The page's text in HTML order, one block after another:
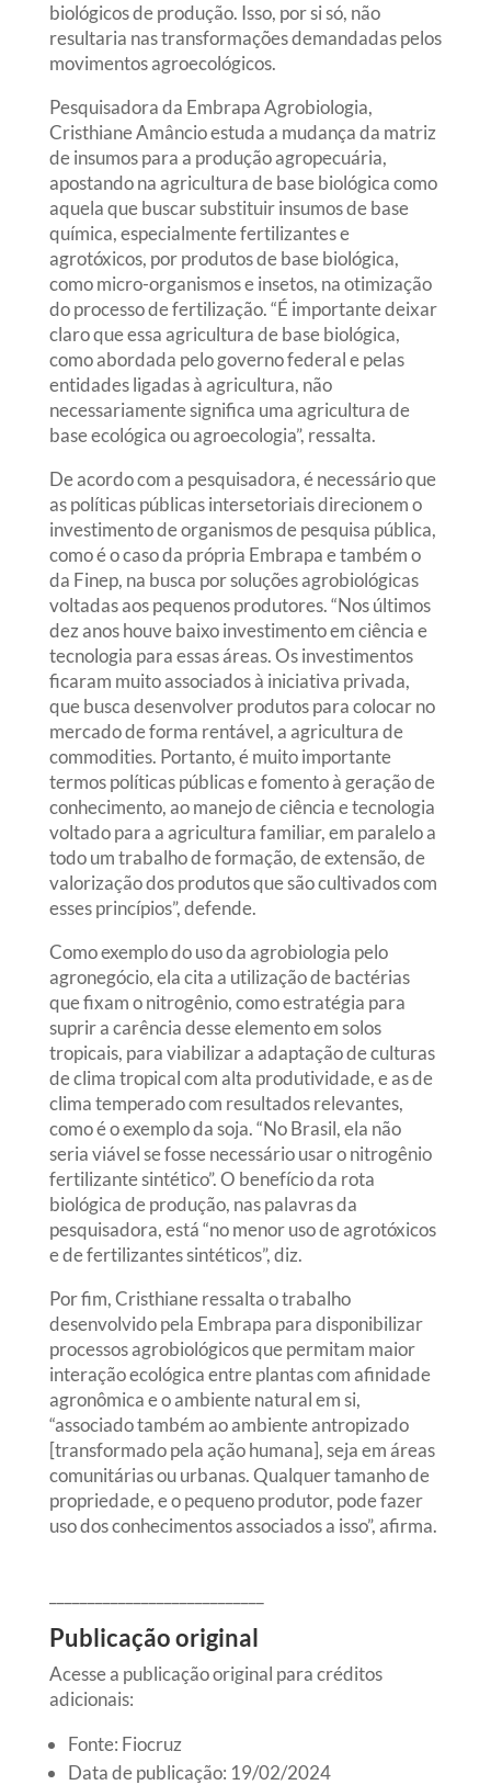
biológicos de produção. Isso, por si só, não
resultaria nas transformações demandadas pelos
movimentos agroecológicos.
Pesquisadora da Embrapa Agrobiologia,
Cristhiane Amâncio estuda a mudança da matriz
de insumos para a produção agropecuária,
apostando na agricultura de base biológica como
aquela que buscar substituir insumos de base
química, especialmente fertilizantes e
agrotóxicos, por produtos de base biológica,
como micro-organismos e insetos, na otimização
do processo de fertilização. “É importante deixar
claro que essa agricultura de base biológica,
como abordada pelo governo federal e pelas
entidades ligadas à agricultura, não
necessariamente significa uma agricultura de
base ecológica ou agroecologia”, ressalta.
De acordo com a pesquisadora, é necessário que
as políticas públicas intersetoriais direcionem o
investimento de organismos de pesquisa pública,
como é o caso da própria Embrapa e também o
da Finep, na busca por soluções agrobiológicas
voltadas aos pequenos produtores. “Nos últimos
dez anos houve baixo investimento em ciência e
tecnologia para essas áreas. Os investimentos
ficaram muito associados à iniciativa privada,
que busca desenvolver produtos para colocar no
mercado de forma rentável, a agricultura de
commodities. Portanto, é muito importante
termos políticas públicas e fomento à geração de
conhecimento, ao manejo de ciência e tecnologia
voltado para a agricultura familiar, em paralelo a
todo um trabalho de formação, de extensão, de
valorização dos produtos que são cultivados com
esses princípios”, defende.
Como exemplo do uso da agrobiologia pelo
agronegócio, ela cita a utilização de bactérias
que fixam o nitrogênio, como estratégia para
suprir a carência desse elemento em solos
tropicais, para viabilizar a adaptação de culturas
de clima tropical com alta produtividade, e as de
clima temperado com resultados relevantes,
como é o exemplo da soja. “No Brasil, ela não
seria viável se fosse necessário usar o nitrogênio
fertilizante sintético”. O benefício da rota
biológica de produção, nas palavras da
pesquisadora, está “no menor uso de agrotóxicos
e de fertilizantes sintéticos”, diz.
Por fim, Cristhiane ressalta o trabalho
desenvolvido pela Embrapa para disponibilizar
processos agrobiológicos que permitam maior
interação ecológica entre plantas com afinidade
agronômica e o ambiente natural em si,
“associado também ao ambiente antropizado
[transformado pela ação humana], seja em áreas
comunitárias ou urbanas. Qualquer tamanho de
propriedade, e o pequeno produtor, pode fazer
uso dos conhecimentos associados a isso”, afirma.
Publicação original
Acesse a publicação original para créditos
adicionais:
Fonte: Fiocruz
Data de publicação: 19/02/2024